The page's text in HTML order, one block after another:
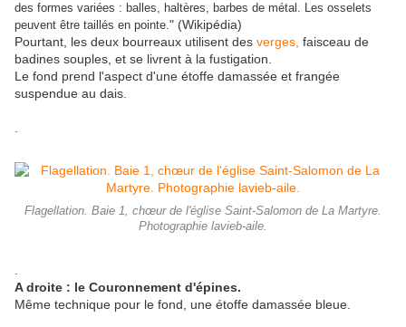
des formes variées : balles, haltères, barbes de métal. Les osselets
peuvent être taillés en pointe." (Wikipédia)
Pourtant, les deux bourreaux utilisent des verges, faisceau de
badines souples, et se livrent à la fustigation.
Le fond prend l'aspect d'une étoffe damassée et frangée
suspendue au dais.
Flagellation. Baie 1, chœur de l'église Saint-Salomon de La Martyre.
Photographie lavieb-aile.
A droite : le Couronnement d'épines.
Même technique pour le fond, une étoffe damassée bleue.